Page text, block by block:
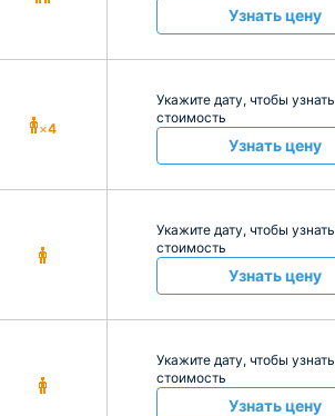
Узнать цену
×4
Укажите дату, чтобы узнать
стоимость
Узнать цену
Укажите дату, чтобы узнать
стоимость
Узнать цену
Укажите дату, чтобы узнать
стоимость
Узнать цену